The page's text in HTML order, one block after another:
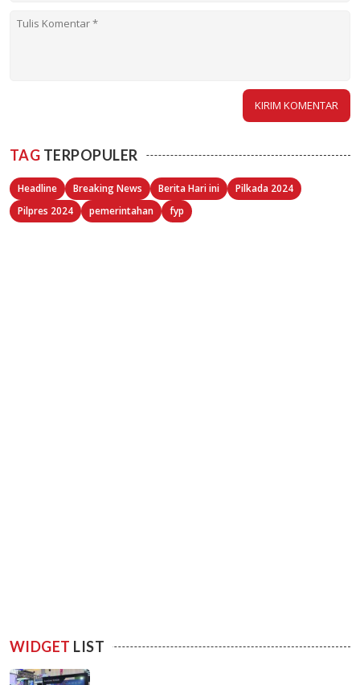
TAG TERPOPULER
Headline Breaking News Berita Hari ini
Pilkada 2024
Pilpres 2024
pemerintahan fyp
WIDGET LIST